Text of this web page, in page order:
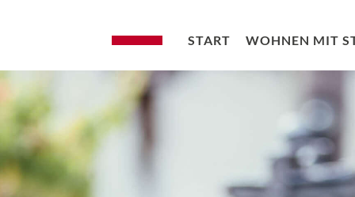
START WOHNEN MIT